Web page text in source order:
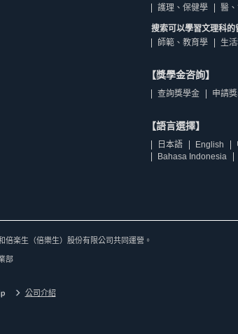
護理、保健學
醫
搜索可以學習文理科的
師範、教育學
生
【獎學金咨詢】
查詢獎學金 申請
【語言選擇】
日本語 English
Bahasa Indonesia
楽生（倍樂生）股份有限公司共同運營。
部
公司介紹